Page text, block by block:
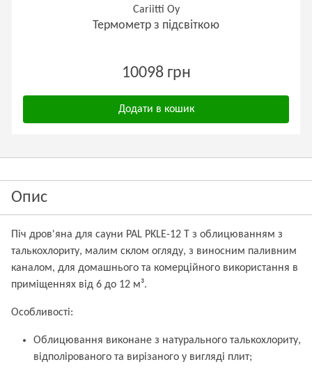
Cariitti Oy
Термометр з підсвіткою
10098 грн
Додати в кошик
Опис
Піч дров'яна для сауни PAL PKLE-12 T з облицюванням з
талькохлориту, малим склом огляду, з виносним паливним
каналом, для домашнього та комерційного використання в
приміщеннях від 6 до 12 м³.
Особливості:
Облицювання виконане з натурального талькохлориту,
відполірованого та вирізаного у вигляді плит;